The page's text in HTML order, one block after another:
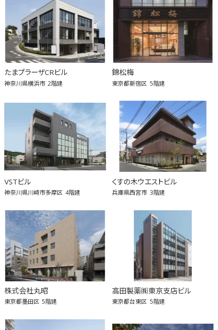
たまプラーザCRビル
神奈川県横浜市 2階建
錦松梅
東京都新宿区 5階建
VSTビル
神奈川県川崎市多摩区 4階建
くすの木ウエストビル
兵庫県西宮市 3階建
株式会社丸昭
東京都墨田区 5階建
高田製薬㈱東京支店ビル
東京都台東区 5階建